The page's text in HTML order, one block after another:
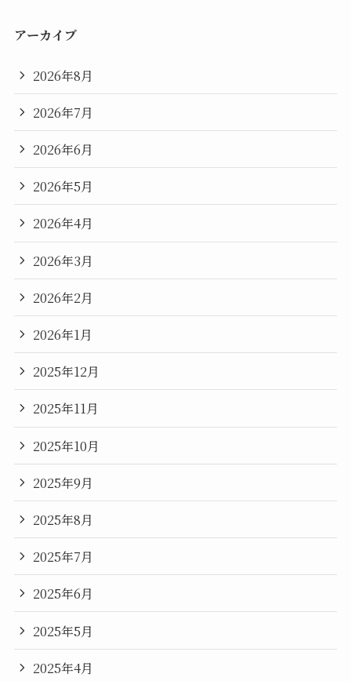
アーカイブ
2026年8月
2026年7月
2026年6月
2026年5月
2026年4月
2026年3月
2026年2月
2026年1月
2025年12月
2025年11月
2025年10月
2025年9月
2025年8月
2025年7月
2025年6月
2025年5月
2025年4月